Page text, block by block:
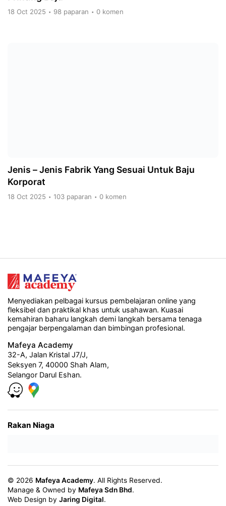
18 Oct 2025 • 98 paparan • 0 komen
Jenis – Jenis Fabrik Yang Sesuai Untuk Baju
Korporat
18 Oct 2025 • 103 paparan • 0 komen
Menyediakan pelbagai kursus pembelajaran online yang
fleksibel dan praktikal khas untuk usahawan. Kuasai
kemahiran baharu langkah demi langkah bersama tenaga
pengajar berpengalaman dan bimbingan profesional.
Mafeya Academy
32-A, Jalan Kristal J7/J,
Seksyen 7, 40000 Shah Alam,
Selangor Darul Eshan.
Rakan Niaga
© 2026 Mafeya Academy. All Rights Reserved.
Manage & Owned by Mafeya Sdn Bhd.
Web Design by Jaring Digital.